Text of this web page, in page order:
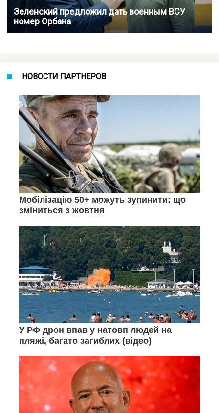
Зеленский предложил дать военным ВСУ
номер Орбана
НОВОСТИ ПАРТНЕРОВ